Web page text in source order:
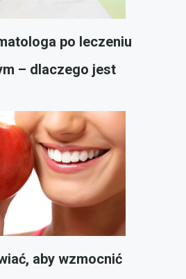
po leczeniu
– dlaczego jest
aby wzmocnić